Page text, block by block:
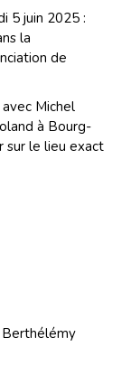
5 juin 2025 :
la
de
Michel
à Bourg-
sur le lieu exact
Berthélémy